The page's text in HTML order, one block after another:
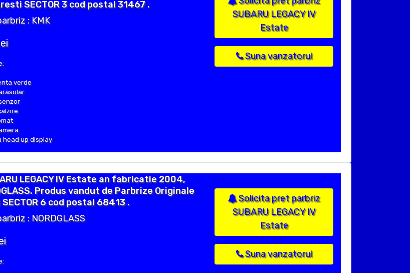
SECTOR 3 cod postal 31467 .
: KMK
verde
head up display
SUBARU LEGACY IV
Estate
Suna vanzatorul
LEGACY IV Estate an fabricatie 2004,
Produs vandut de Parbrize Originale
6 cod postal 68413 .
: NORDGLASS
Solicita pret parbriz
SUBARU LEGACY IV
Estate
Suna vanzatorul